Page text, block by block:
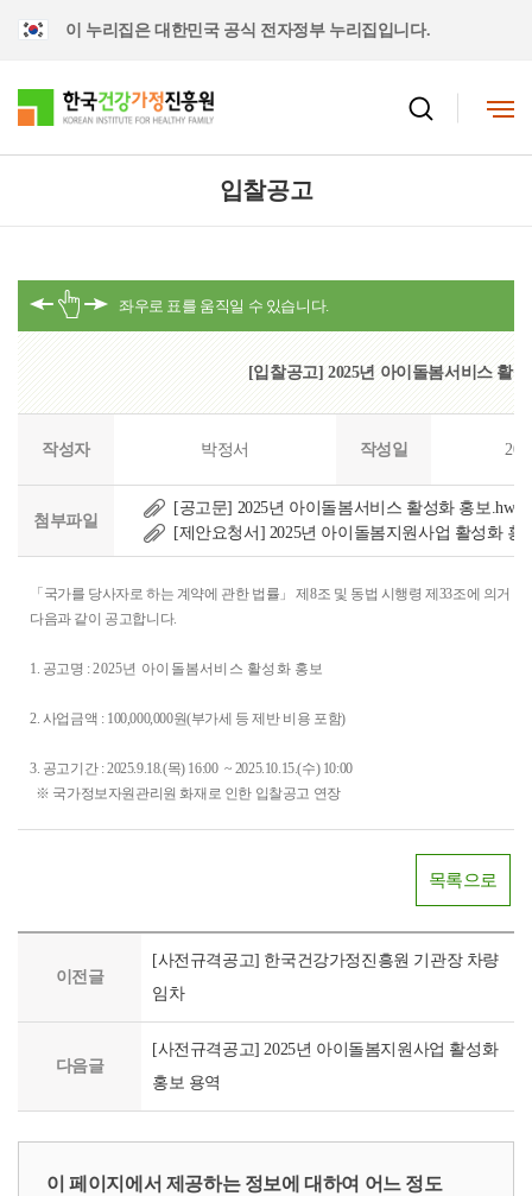
이 누리집은 대한민국 공식 전자정부 누리집입니다.
입찰공고
[입찰공고] 2025년 아이돌봄서비스 활
작성자 박정서 작성일
첨부파일
[공고문] 2025년 아이돌봄서비스 활성화 홍보.hwp
[제안요청서] 2025년 아이돌봄지원사업 활성화 홍
「국가를 당사자로 하는 계약에 관한 법률」 제8조 및 동법 시행령 제33조에 의거 「
다음과 같이 공고합니다.
1. 공고명 :2025년 아이돌봄서비스 활성화 홍보
2. 사업금액 : 100,000,000원(부가세 등 제반 비용 포함)
3. 공고기간 : 2025.9.18.(목) 16:00 ~ 2025.10.15.(수) 10:00
※ 국가정보자원관리원 화재로 인한 입찰공고 연장
목록으로
이전글
[사전규격공고] 한국건강가정진흥원 기관장 차량
임차
다음글
[사전규격공고] 2025년 아이돌봄지원사업 활성화
홍보 용역
이 페이지에서 제공하는 정보에 대하여 어느 정도